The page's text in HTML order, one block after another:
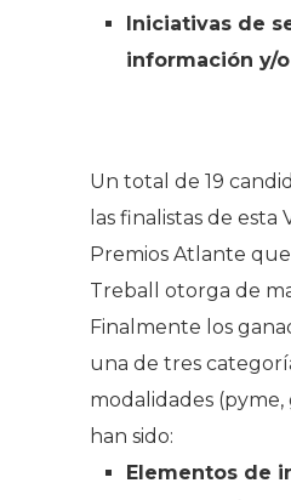
Iniciativas de
información y/
Un total de 19
las finalistas de esta
Premios Atlante
Treball otorga de
Finalmente los
una de tres
modalidades (pyme,
han sido:
Elementos de